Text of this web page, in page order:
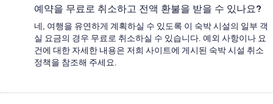
예약을 무료로 취소하고 전액 환불을 받을 수 있나요?
네, 여행을 유연하게 계획하실 수 있도록 이 숙박 시설의 일부 객
실 요금의 경우 무료로 취소하실 수 있습니다. 예외 사항이나 요
건에 대한 자세한 내용은 저희 사이트에 게시된 숙박 시설 취소
정책을 참조해 주세요.